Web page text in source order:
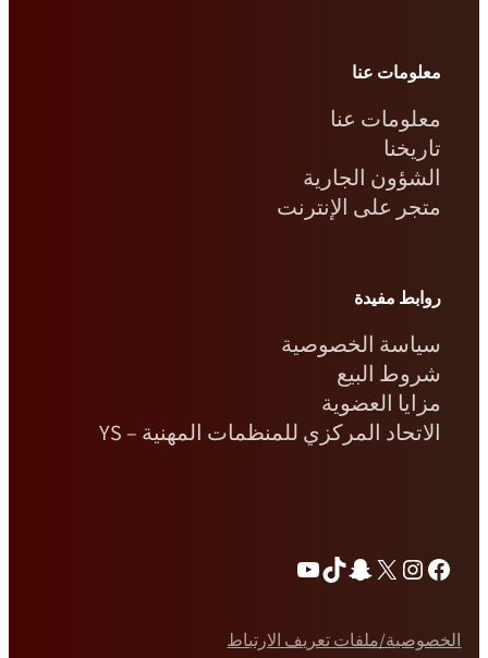
معلومات عنا
معلومات عنا
تاريخنا
الشؤون الجارية
متجر على الإنترنت
روابط مفيدة
سياسة الخصوصية
شروط البيع
مزايا العضوية
الاتحاد المركزي للمنظمات المهنية – YS
الخصوصية/ملفات تعريف الارتباط
فيسبوك
انستغرام
إكسسناب شات
تيك توكيوتيوب